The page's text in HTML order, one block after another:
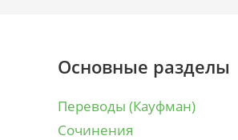
Основные разделы
Переводы (Кауфман)
Сочинения